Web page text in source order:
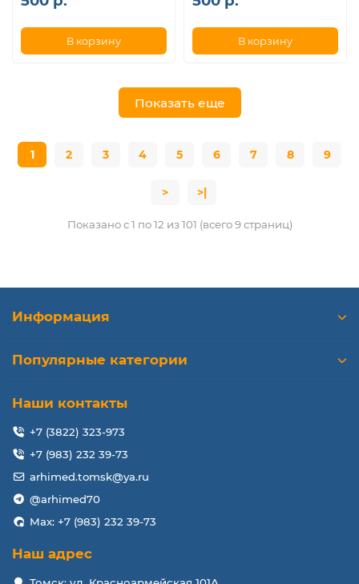
В корзину В корзину
Показать еще
1 2 3 4 5 6 7 8 9
> >|
Показано с 1 по 12 из 101 (всего 9 страниц)
Информация
Популярные категории
Наши контакты
+7 (3822) 323-973
+7 (983) 232 39-73
arhimed.tomsk@ya.ru
@arhimed70
Max: +7 (983) 232 39-73
Наш адрес